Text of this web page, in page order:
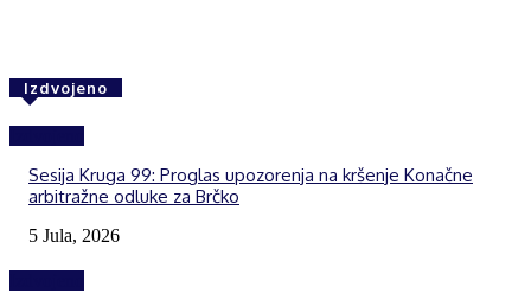
Izdvojeno
Sesija Kruga 99: Proglas upozorenja na kršenje Konačne
arbitražne odluke za Brčko
5 Jula, 2026